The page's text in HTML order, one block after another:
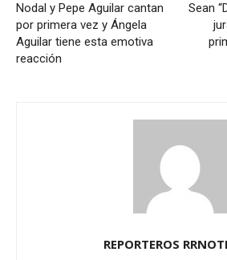
Nodal y Pepe Aguilar cantan
por primera vez y Ángela
Aguilar tiene esta emotiva
reacción
Sean
REPORTEROS